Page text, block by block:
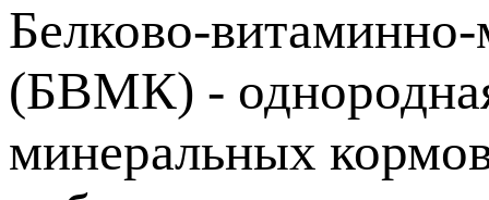
Белково-
(БВМК) -
минеральных